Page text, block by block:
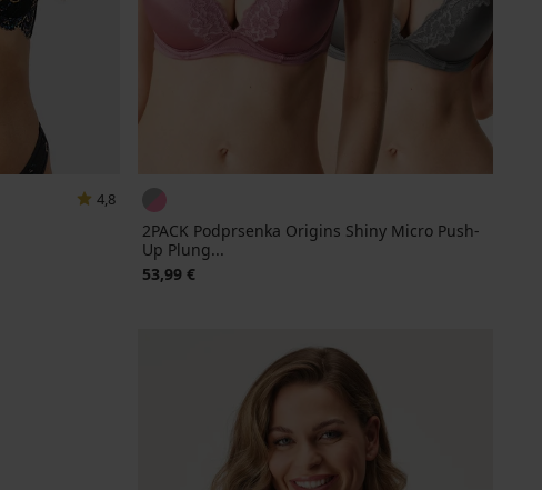
4,8
2PACK Podprsenka Origins Shiny Micro Push-
Up Plung...
53,99 €